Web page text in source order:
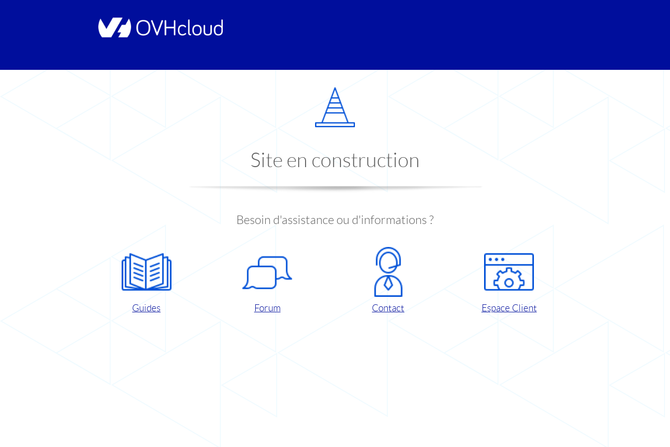
Site en construction
Besoin d'assistance ou d'informations ?
Guides Forum Contact Espace Client